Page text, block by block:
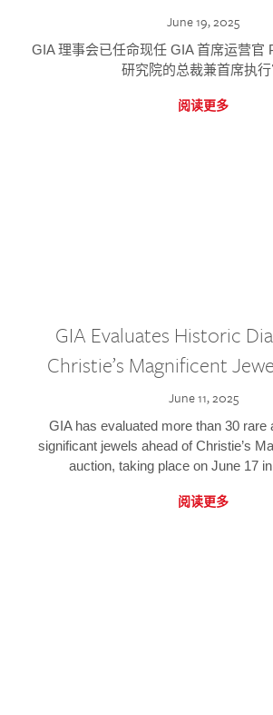
June 19, 2025
GIA 理事会已任命现任 GIA 首席运营官
研究院的总裁兼首席执行
阅读更多
GIA Evaluates Historic
Christie’s Magnificent
June 11, 2025
GIA has evaluated more than 30 rare
significant jewels ahead of Christie’s
auction, taking place on June 17
阅读更多